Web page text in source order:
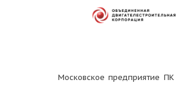
Московское предприятие ПК